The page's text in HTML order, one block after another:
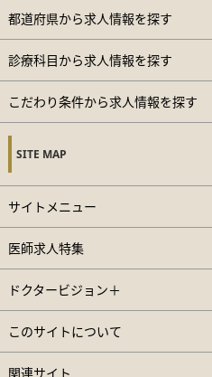
都道府県から求人情報を探す
診療科目から求人情報を探す
こだわり条件から求人情報を探す
SITE MAP
サイトメニュー
医師求人特集
ドクタービジョン＋
このサイトについて
関連サイト